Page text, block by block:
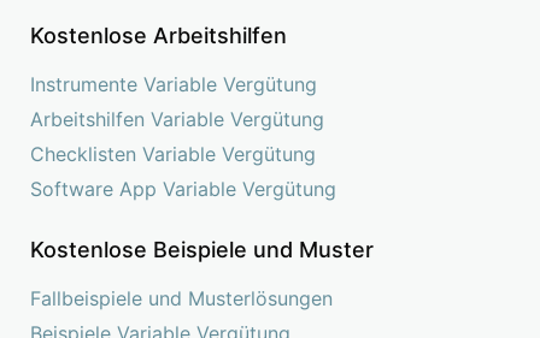
Kostenlose Arbeitshilfen
Instrumente Variable Vergütung
Arbeitshilfen Variable Vergütung
Checklisten Variable Vergütung
Software App Variable Vergütung
Kostenlose Beispiele und Muster
Fallbeispiele und Musterlösungen